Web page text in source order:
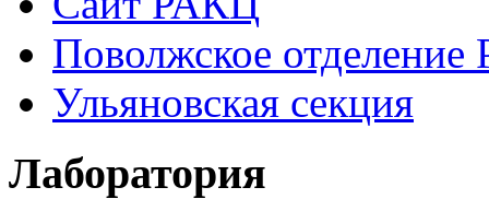
Поволжское
Ульяновская секция
Лаборатория